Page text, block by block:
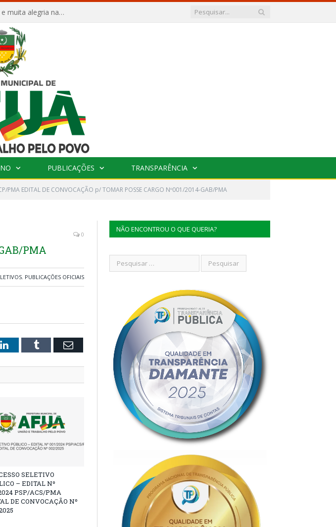
Afuá comemora 136 anos com orgulho, tradição e muita alegria na Quadra Dr. Nelson Salomão
PUBLICAÇÕES TRANSPARÊNCIA
PMA EDITAL DE CONVOCAÇÃO p/ TOMAR POSSE CARGO Nº001/2014-GAB/PMA
PMA
0
, PUBLICAÇÕES OFICIAIS
LinkedInTumblr Email
SELETIVO
– EDITAL Nº
PSP/ACS/PMA
DE CONVOCAÇÃO Nº
NÃO ENCONTROU O QUE QUERIA?